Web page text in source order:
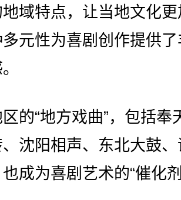
特点，让当地文化更
元性为喜剧创作提供
“地方戏曲”，包括奉
沈阳相声、东北大鼓
成为喜剧艺术的“催化